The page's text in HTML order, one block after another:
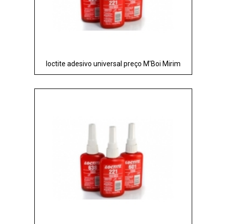
loctite adesivo universal preço M'Boi Mirim